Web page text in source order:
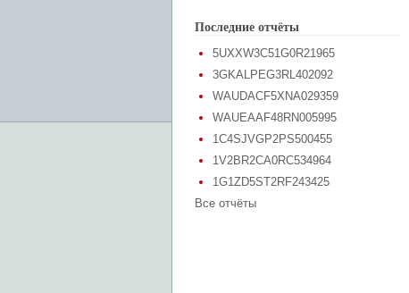
Последние отчёты
5UXXW3C51G0R21965
3GKALPEG3RL402092
WAUDACF5XNA029359
WAUEAAF48RN005995
1C4SJVGP2PS500455
1V2BR2CA0RC534964
1G1ZD5ST2RF243425
Все отчёты